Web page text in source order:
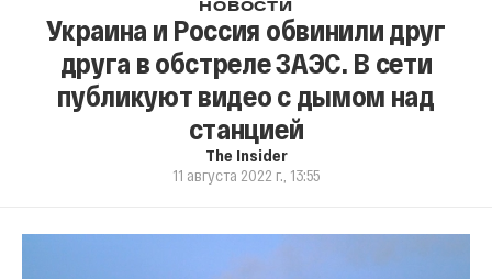
НОВОСТИ
Украина и Россия обвинили друг
друга в обстреле ЗАЭС. В сети
публикуют видео с дымом над
станцией
The Insider
11 августа 2022 г., 13:55